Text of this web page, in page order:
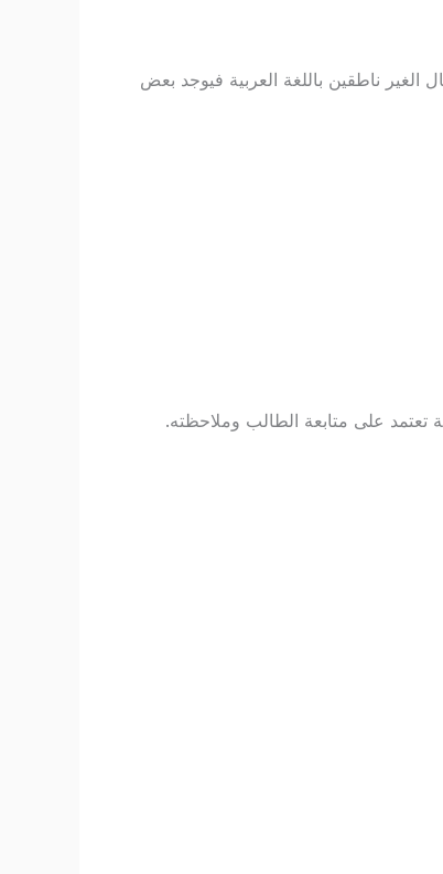
الغير ناطقين باللغة العربية فيوجد بعض
على متابعة الطالب وملاحظته.